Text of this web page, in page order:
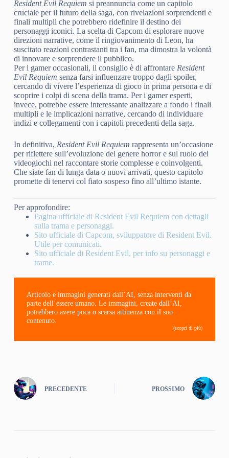
Resident Evil Requiem si preannuncia come un capitolo
cruciale per il futuro della saga, con rivelazioni sorprendenti e
finali multipli che potrebbero ridefinire il destino dei
personaggi iconici. La scelta di Capcom di esplorare nuove
direzioni narrative, come il ringiovanimento di Leon, ha
suscitato reazioni contrastanti tra i fan, ma dimostra la volontà
di innovare e sorprendere il pubblico.
Per i gamer occasionali, il consiglio è di affrontare Resident
Evil Requiem senza farsi influenzare troppo dagli spoiler,
cercando di vivere l’esperienza di gioco in prima persona e di
scoprire i colpi di scena della trama. Per i gamer esperti,
invece, potrebbe essere interessante analizzare a fondo i finali
multipli e le implicazioni narrative, cercando di individuare
indizi e collegamenti con i capitoli precedenti della saga.
In definitiva, Resident Evil Requiem rappresenta un’occasione
per riflettere sull’evoluzione del genere horror e sul ruolo dei
videogiochi nel raccontare storie complesse e coinvolgenti.
Che siate fan di lunga data o nuovi arrivati, questo capitolo
promette di tenervi col fiato sospeso fino all’ultimo istante.
Per approfondire:
Pagina ufficiale di Resident Evil Requiem con dettagli
sulla trama e personaggi.
Sito ufficiale di Capcom, sviluppatore di Resident Evil.
Utile per comunicati.
Sito ufficiale di Resident Evil, per info su personaggi e
trame.
Articolo e immagini generati dall’AI, senza interventi da
parte dell’essere umano. Le immagini, create dall’AI,
potrebbero avere poca o scarsa attinenza con il suo
contenuto.
(scopri di più)
PRECEDENTE PROSSIMO